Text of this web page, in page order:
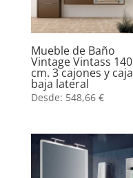
Mueble de Baño
Vintage Vintass 140
cm. 3 cajones y caja
baja lateral
Desde: 548,66 €